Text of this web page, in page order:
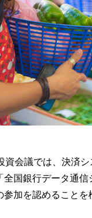
会議では、決済シ
国銀行データ通
加を認めること